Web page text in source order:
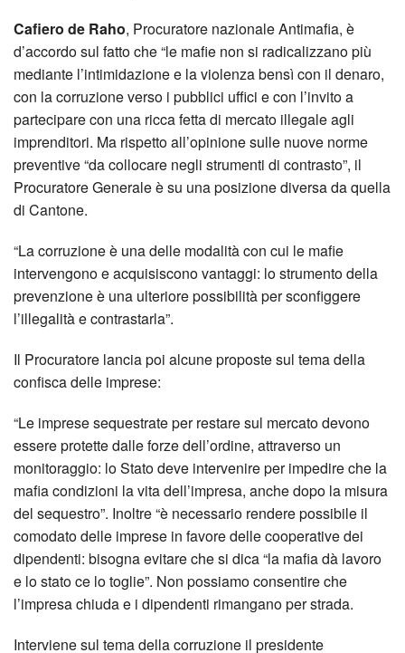
Cafiero de Raho, Procuratore nazionale Antimafia, è
d’accordo sul fatto che “le mafie non si radicalizzano più
mediante l’intimidazione e la violenza bensì con il denaro,
con la corruzione verso i pubblici uffici e con l’invito a
partecipare con una ricca fetta di mercato illegale agli
imprenditori. Ma rispetto all’opinione sulle nuove norme
preventive “da collocare negli strumenti di contrasto”, il
Procuratore Generale è su una posizione diversa da quella
di Cantone.
“La corruzione è una delle modalità con cui le mafie
intervengono e acquisiscono vantaggi: lo strumento della
prevenzione è una ulteriore possibilità per sconfiggere
l’illegalità e contrastarla”.
Il Procuratore lancia poi alcune proposte sul tema della
confisca delle imprese:
“Le imprese sequestrate per restare sul mercato devono
essere protette dalle forze dell’ordine, attraverso un
monitoraggio: lo Stato deve intervenire per impedire che la
mafia condizioni la vita dell’impresa, anche dopo la misura
del sequestro”. Inoltre “è necessario rendere possibile il
comodato delle imprese in favore delle cooperative dei
dipendenti: bisogna evitare che si dica “la mafia dà lavoro
e lo stato ce lo toglie”. Non possiamo consentire che
l’impresa chiuda e i dipendenti rimangano per strada.
Interviene sul tema della corruzione il presidente